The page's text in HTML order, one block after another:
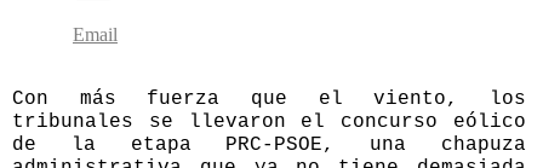
Email
Con más fuerza que el viento, los
tribunales se llevaron el concurso eólico
de la etapa PRC-PSOE, una chapuza